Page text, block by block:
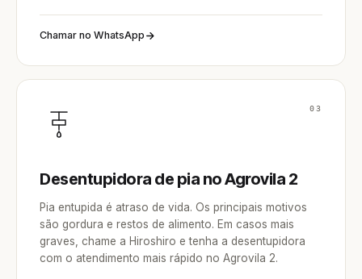
Chamar no WhatsApp
03
Desentupidora de pia no Agrovila 2
Pia entupida é atraso de vida. Os principais motivos
são gordura e restos de alimento. Em casos mais
graves, chame a Hiroshiro e tenha a desentupidora
com o atendimento mais rápido no Agrovila 2.